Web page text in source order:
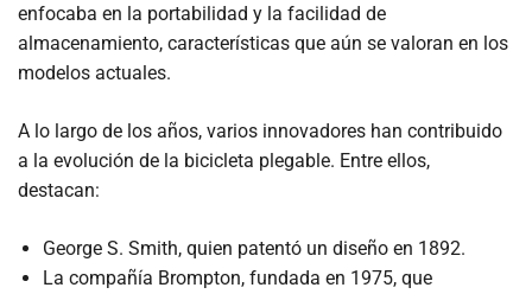
enfocaba en la portabilidad y la facilidad de
almacenamiento, características que aún se valoran en los
modelos actuales.
A lo largo de los años, varios innovadores han contribuido
a la evolución de la bicicleta plegable. Entre ellos,
destacan:
George S. Smith, quien patentó un diseño en 1892.
La compañía Brompton, fundada en 1975, que